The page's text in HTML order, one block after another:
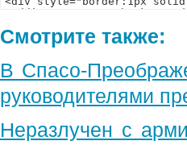
Смотрите также:
В Спасо-
руководителями
Неразлучен с